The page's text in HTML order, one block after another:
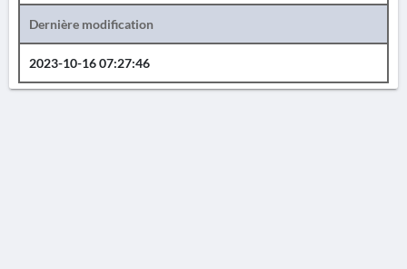
Dernière modification
2023-10-16 07:27:46